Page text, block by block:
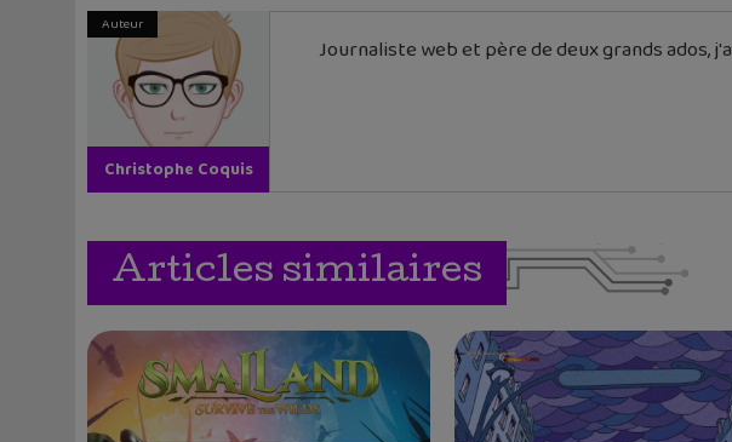
Auteur
Christophe Coquis
Journaliste web et père de deux grands ados,
Articles similaires